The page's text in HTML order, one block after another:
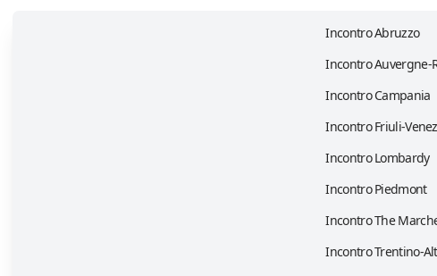
Incontro Abruzzo
Incontro Auvergne-
Incontro Campania
Incontro Friuli-
Incontro Lombardy
Incontro Piedmont
Incontro The
Incontro Trentino-